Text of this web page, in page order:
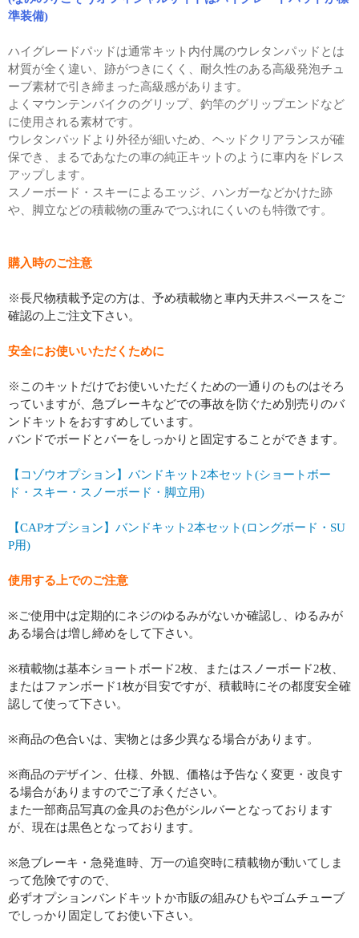
準装備)
ハイグレードパッドは通常キット内付属のウレタンパッドとは
材質が全く違い、跡がつきにくく、耐久性のある高級発泡チュ
ーブ素材で引き締まった高級感があります。
よくマウンテンバイクのグリップ、釣竿のグリップエンドなど
に使用される素材です。
ウレタンパッドより外径が細いため、ヘッドクリアランスが確
保でき、まるであなたの車の純正キットのように車内をドレス
アップします。
スノーボード・スキーによるエッジ、ハンガーなどかけた跡
や、脚立などの積載物の重みでつぶれにくいのも特徴です。
購入時のご注意
※長尺物積載予定の方は、予め積載物と車内天井スペースをご
確認の上ご注文下さい。
安全にお使いいただくために
※このキットだけでお使いいただくための一通りのものはそろ
っていますが、急ブレーキなどでの事故を防ぐため別売りのバ
ンドキットをおすすめしています。
バンドでボードとバーをしっかりと固定することができます。
【コゾウオプション】バンドキット2本セット(ショートボー
ド・スキー・スノーボード・脚立用)
【CAPオプション】バンドキット2本セット(ロングボード・SU
P用)
使用する上でのご注意
※ご使用中は定期的にネジのゆるみがないか確認し、ゆるみが
ある場合は増し締めをして下さい。
※積載物は基本ショートボード2枚、またはスノーボード2枚、
またはファンボード1枚が目安ですが、積載時にその都度安全確
認して使って下さい。
※商品の色合いは、実物とは多少異なる場合があります。
※商品のデザイン、仕様、外観、価格は予告なく変更・改良す
る場合がありますのでご了承ください。
また一部商品写真の金具のお色がシルバーとなっております
が、現在は黒色となっております。
※急ブレーキ・急発進時、万一の追突時に積載物が動いてしま
って危険ですので、
必ずオプションバンドキットか市販の組みひもやゴムチューブ
でしっかり固定してお使い下さい。